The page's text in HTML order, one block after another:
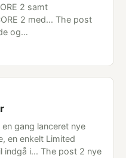
2 samt
2 med... The post
og…
gang lanceret nye
en enkelt Limited
indgå i... The post 2 nye